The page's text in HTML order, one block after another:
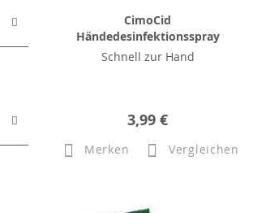
CimoCid
Händedesinfektionsspray
Schnell zur Hand
3,99 €
Merken Vergleichen